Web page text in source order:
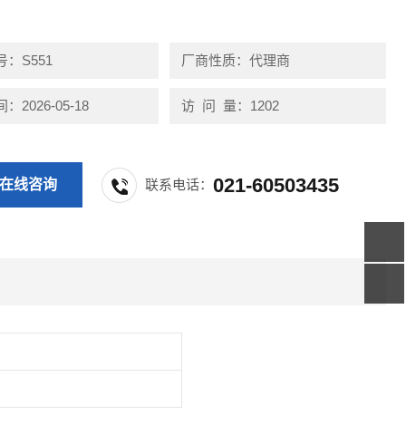
：S551 厂商性质：代理商
：2026-05-18 访 问 量：1202
在线咨询 联系电话：021-60503435